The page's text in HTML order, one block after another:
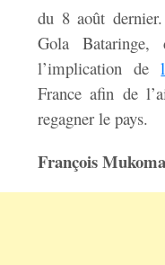
du 8 août
Gola
l’implication de
France afin de
regagner le pays.
François Mukoma